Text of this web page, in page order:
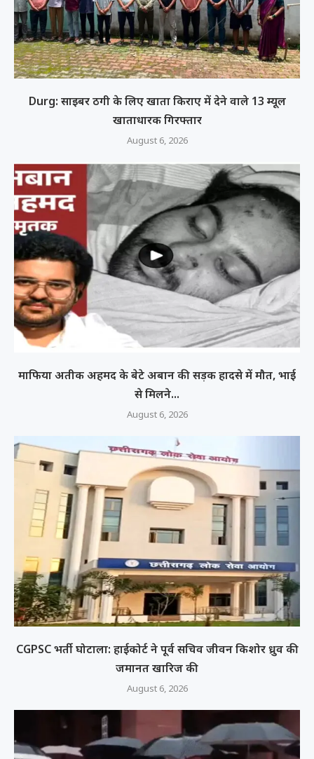
Durg: साइबर ठगी के लिए खाता किराए में देने वाले 13 म्यूल
खाताधारक गिरफ्तार
August 6, 2026
माफिया अतीक अहमद के बेटे अबान की सड़क हादसे में मौत, भाई
से मिलने...
August 6, 2026
CGPSC भर्ती घोटाला: हाईकोर्ट ने पूर्व सचिव जीवन किशोर ध्रुव की
जमानत खारिज की
August 6, 2026